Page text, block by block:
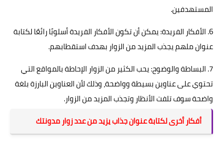
المستهدفين.
6. الأفكار الفريدة: يمكن أن تكون الأفكار الفريدة أسلوبًا رائعًا لكتابة
عنوان ملهم يجذب المزيد من الزوار بهدف استقطابهم.
7. البساطة والوضوح: يحب الكثير من الزوار الإحاطة بالمواقع التي
تحتوي على عناوين بسيطة وواضحة، وذلك لأن العناوين البارزة بلغة
واضحة سوف تلفت الأنظار وتجذب المزيد من الزوار.
أفكار أخرى لكتابة عنوان جذاب يزيد من عدد زوار مدونتك